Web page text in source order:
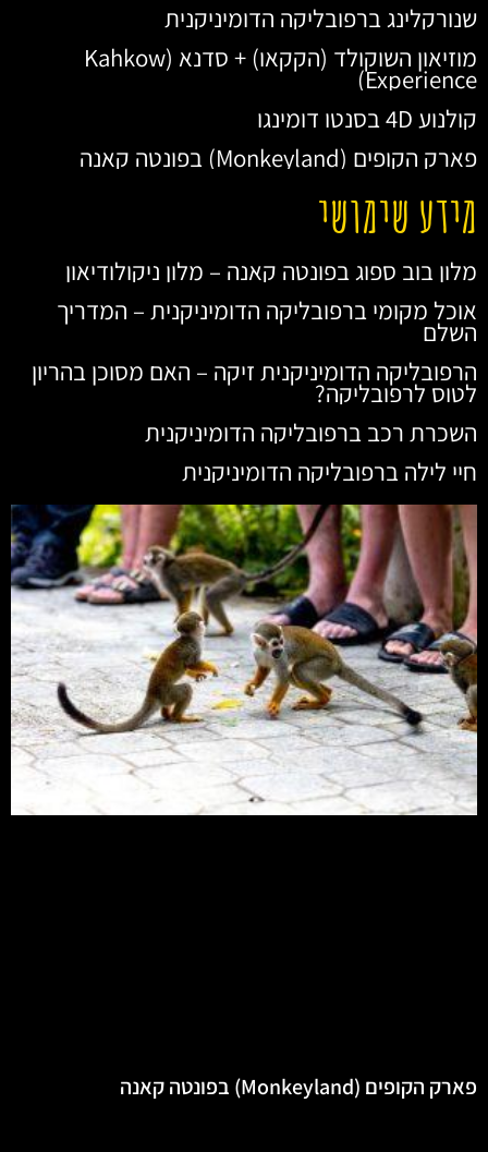
שנורקלינג ברפובליקה הדומיניקנית
מוזיאון השוקולד (הקקאו) + סדנא (Kahkow
Experience)
קולנוע 4D בסנטו דומינגו
פארק הקופים (Monkeyland) בפונטה קאנה
מידע שימושי
מלון בוב ספוג בפונטה קאנה – מלון ניקולודיאון
אוכל מקומי ברפובליקה הדומיניקנית – המדריך
השלם
הרפובליקה הדומיניקנית זיקה – האם מסוכן בהריון
לטוס לרפובליקה?
השכרת רכב ברפובליקה הדומיניקנית
חיי לילה ברפובליקה הדומיניקנית
פארק הקופים (Monkeyland) בפונטה קאנה